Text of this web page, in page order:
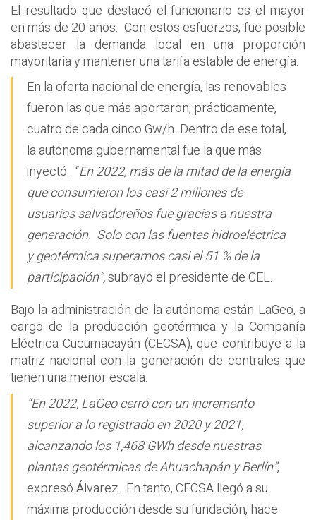
El resultado que destacó el funcionario es el mayor
en más de 20 años. Con estos esfuerzos, fue posible
abastecer la demanda local en una proporción
mayoritaria y mantener una tarifa estable de energía.
En la oferta nacional de energía, las renovables
fueron las que más aportaron; prácticamente,
cuatro de cada cinco Gw/h. Dentro de ese total,
la autónoma gubernamental fue la que más
inyectó. “En 2022, más de la mitad de la energía
que consumieron los casi 2 millones de
usuarios salvadoreños fue gracias a nuestra
generación. Solo con las fuentes hidroeléctrica
y geotérmica superamos casi el 51 % de la
participación”,subrayó el presidente de CEL.
Bajo la administración de la autónoma están LaGeo, a
cargo de la producción geotérmica y la Compañía
Eléctrica Cucumacayán (CECSA), que contribuye a la
matriz nacional con la generación de centrales que
tienen una menor escala.
“En 2022, LaGeo cerró con un incremento
superior a lo registrado en 2020 y 2021,
alcanzando los 1,468 GWh desde nuestras
plantas geotérmicas de Ahuachapán y Berlín”,
expresó Álvarez. En tanto, CECSA llegó a su
máxima producción desde su fundación, hace